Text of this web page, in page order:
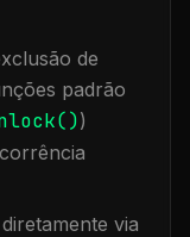
de
padrão
)
diretamente via